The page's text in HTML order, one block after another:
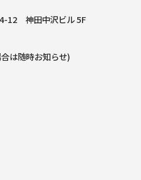
12 神田中沢ビル 5F
は随時お知らせ)